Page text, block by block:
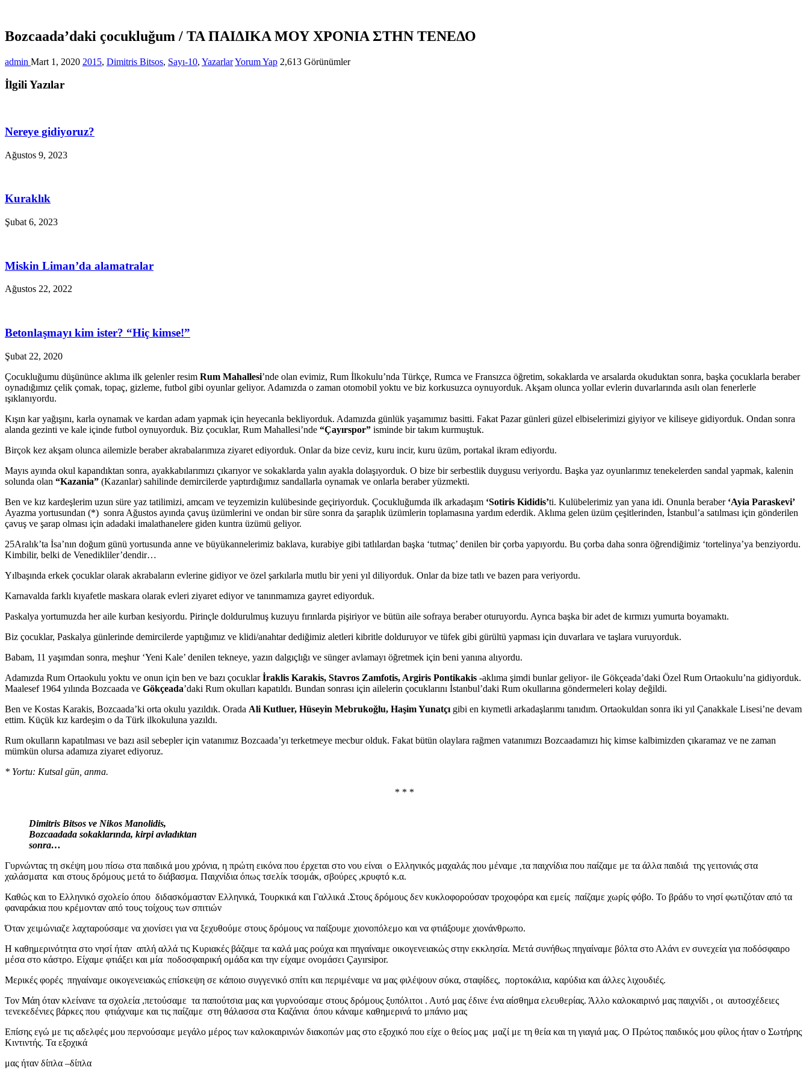
Bozcaada’daki çocukluğum / ΤΑ ΠΑΙΔΙΚΑ ΜΟΥ ΧΡΟΝΙΑ ΣΤΗΝ ΤΕΝΕΔΟ
admin Mart 1, 2020 2015, Dimitris Bitsos, Sayı-10, YazarlarYorum Yap 2,613 Görünümler
İlgili Yazılar
Nereye gidiyoruz?
Ağustos 9, 2023
Kuraklık
Şubat 6, 2023
Miskin Liman’da alamatralar
Ağustos 22, 2022
Betonlaşmayı kim ister? “Hiç kimse!”
Şubat 22, 2020
Çocukluğumu düşününce aklıma ilk gelenler resim Rum Mahallesi’nde olan evimiz, Rum İlkokulu’nda Türkçe, Rumca ve Fransızca öğretim, sokaklarda ve arsalarda okuduktan sonra, başka çocuklarla beraber
oynadığımız çelik çomak, topaç, gizleme, futbol gibi oyunlar geliyor. Adamızda o zaman otomobil yoktu ve biz korkusuzca oynuyorduk. Akşam olunca yollar evlerin duvarlarında asılı olan fenerlerle
ışıklanıyordu.
Kışın kar yağışını, karla oynamak ve kardan adam yapmak için heyecanla bekliyorduk. Adamızda günlük yaşamımız basitti. Fakat Pazar günleri güzel elbiselerimizi giyiyor ve kiliseye gidiyorduk. Ondan sonra
alanda gezinti ve kale içinde futbol oynuyorduk. Biz çocuklar, Rum Mahallesi’nde “Çayırspor” isminde bir takım kurmuştuk.
Birçok kez akşam olunca ailemizle beraber akrabalarımıza ziyaret ediyorduk. Onlar da bize ceviz, kuru incir, kuru üzüm, portakal ikram ediyordu.
Mayıs ayında okul kapandıktan sonra, ayakkabılarımızı çıkarıyor ve sokaklarda yalın ayakla dolaşıyorduk. O bize bir serbestlik duygusu veriyordu. Başka yaz oyunlarımız tenekelerden sandal yapmak, kalenin
solunda olan “Kazania” (Kazanlar) sahilinde demircilerde yaptırdığımız sandallarla oynamak ve onlarla beraber yüzmekti.
Ben ve kız kardeşlerim uzun süre yaz tatilimizi, amcam ve teyzemizin kulübesinde geçiriyorduk. Çocukluğumda ilk arkadaşım ‘Sotiris Kididis’ti. Kulübelerimiz yan yana idi. Onunla beraber ‘Ayia Paraskevi’
Ayazma yortusundan (*) sonra Ağustos ayında çavuş üzümlerini ve ondan bir süre sonra da şaraplık üzümlerin toplamasına yardım ederdik. Aklıma gelen üzüm çeşitlerinden, İstanbul’a satılması için gönderilen
çavuş ve şarap olması için adadaki imalathanelere giden kuntra üzümü geliyor.
25Aralık’ta İsa’nın doğum günü yortusunda anne ve büyükannelerimiz baklava, kurabiye gibi tatlılardan başka ‘tutmaç’ denilen bir çorba yapıyordu. Bu çorba daha sonra öğrendiğimiz ‘tortelinya’ya benziyordu.
Kimbilir, belki de Venedikliler’dendir…
Yılbaşında erkek çocuklar olarak akrabaların evlerine gidiyor ve özel şarkılarla mutlu bir yeni yıl diliyorduk. Onlar da bize tatlı ve bazen para veriyordu.
Karnavalda farklı kıyafetle maskara olarak evleri ziyaret ediyor ve tanınmamıza gayret ediyorduk.
Paskalya yortumuzda her aile kurban kesiyordu. Pirinçle doldurulmuş kuzuyu fırınlarda pişiriyor ve bütün aile sofraya beraber oturuyordu. Ayrıca başka bir adet de kırmızı yumurta boyamaktı.
Biz çocuklar, Paskalya günlerinde demircilerde yaptığımız ve klidi/anahtar dediğimiz aletleri kibritle dolduruyor ve tüfek gibi gürültü yapması için duvarlara ve taşlara vuruyorduk.
Babam, 11 yaşımdan sonra, meşhur ‘Yeni Kale’ denilen tekneye, yazın dalgıçlığı ve sünger avlamayı öğretmek için beni yanına alıyordu.
Adamızda Rum Ortaokulu yoktu ve onun için ben ve bazı çocuklarİraklis Karakis, Stavros Zamfotis, Argiris Pontikakis -aklıma şimdi bunlar geliyor- ile Gökçeada’daki Özel Rum Ortaokulu’na gidiyorduk.
Maalesef 1964 yılında Bozcaada ve Gökçeada’daki Rum okulları kapatıldı. Bundan sonrası için ailelerin çocuklarını İstanbul’daki Rum okullarına göndermeleri kolay değildi.
Ben ve Kostas Karakis, Bozcaada’ki orta okulu yazıldık. Orada Ali Kutluer, Hüseyin Mebrukoğlu, Haşim Yunatçı gibi en kıymetli arkadaşlarımı tanıdım. Ortaokuldan sonra iki yıl Çanakkale Lisesi’ne devam
ettim. Küçük kız kardeşim o da Türk ilkokuluna yazıldı.
Rum okulların kapatılması ve bazı asil sebepler için vatanımız Bozcaada’yı terketmeye mecbur olduk. Fakat bütün olaylara rağmen vatanımızı Bozcaadamızı hiç kimse kalbimizden çıkaramaz ve ne zaman
mümkün olursa adamıza ziyaret ediyoruz.
* Yortu: Kutsal gün, anma.
* * *
Dimitris Bitsos ve Nikos Manolidis,
Bozcaadada sokaklarında, kirpi avladıktan
sonra…
Γυρνώντας τη σκέψη μου πίσω στα παιδικά μου χρόνια, η πρώτη εικόνα που έρχεται στο νου είναι ο Ελληνικός μαχαλάς που μέναμε ,τα παιχνίδια που παίζαμε με τα άλλα παιδιά της γειτονιάς στα
χαλάσματα και στους δρόμους μετά το διάβασμα. Παιχνίδια όπως τσελίκ τσομάκ, σβούρες ,κρυφτό κ.α.
Καθώς και το Ελληνικό σχολείο όπου διδασκόμασταν Ελληνικά, Τουρκικά και Γαλλικά .Στους δρόμους δεν κυκλοφορούσαν τροχοφόρα και εμείς παίζαμε χωρίς φόβο. Το βράδυ το νησί φωτιζόταν από τα
φαναράκια που κρέμονταν από τους τοίχους των σπιτιών
Όταν χειμώνιαζε λαχταρούσαμε να χιονίσει για να ξεχυθούμε στους δρόμους να παίξουμε χιονοπόλεμο και να φτιάξουμε χιονάνθρωπο.
Η καθημερινότητα στο νησί ήταν απλή αλλά τις Κυριακές βάζαμε τα καλά μας ρούχα και πηγαίναμε οικογενειακώς στην εκκλησία. Μετά συνήθως πηγαίναμε βόλτα στο Αλάνι εν συνεχεία για ποδόσφαιρο
μέσα στο κάστρο. Είχαμε φτιάξει και μία ποδοσφαιρική ομάδα και την είχαμε ονομάσει Çayırsipor.
Μερικές φορές πηγαίναμε οικογενειακώς επίσκεψη σε κάποιο συγγενικό σπίτι και περιμέναμε να μας φιλέψουν σύκα, σταφίδες, πορτοκάλια, καρύδια και άλλες λιχουδιές.
Τον Μάη όταν κλείνανε τα σχολεία ,πετούσαμε τα παπούτσια μας και γυρνούσαμε στους δρόμους ξυπόλιτοι . Αυτό μας έδινε ένα αίσθημα ελευθερίας. Άλλο καλοκαιρινό μας παιχνίδι , οι αυτοσχέδειες
τενεκεδένιες βάρκες που φτιάχναμε και τις παίζαμε στη θάλασσα στα Καζάνια όπου κάναμε καθημερινά το μπάνιο μας
Επίσης εγώ με τις αδελφές μου περνούσαμε μεγάλο μέρος των καλοκαιρινών διακοπών μας στο εξοχικό που είχε ο θείος μας μαζί με τη θεία και τη γιαγιά μας. Ο Πρώτος παιδικός μου φίλος ήταν ο Σωτήρης
Κιντιντής. Τα εξοχικά
μας ήταν δίπλα –δίπλα